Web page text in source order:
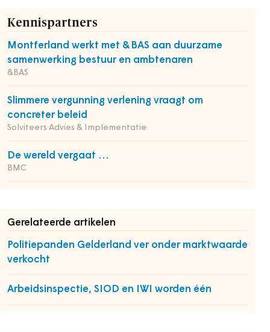
Kennispartners
Montferland werkt met &BAS aan duurzame
samenwerking bestuur en ambtenaren
&BAS
Slimmere vergunning verlening vraagt om
concreter beleid
Solviteers Advies & Implementatie
De wereld vergaat ...
BMC
Gerelateerde artikelen
Politiepanden Gelderland ver onder marktwaarde
verkocht
Arbeidsinspectie, SIOD en IWI worden één